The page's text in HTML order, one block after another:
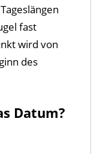
fast
wird von
des
Datum?